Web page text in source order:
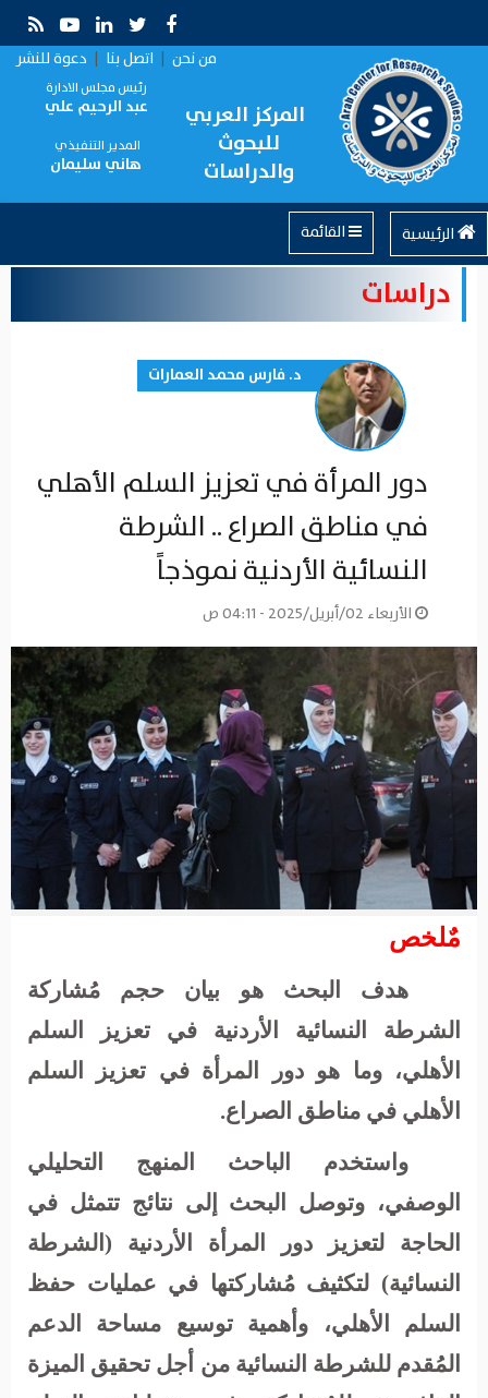
من نحن | اتصل بنا | دعوة للنشر
المركز العربي
للبحوث
والدراسات
رئيس مجلس الادارة
عبد الرحيم علي
المدير التنفيذي
هاني سليمان
الرئيسية
دراسات
د. فارس محمد العمارات
دور المرأة في تعزيز السلم الأهلي
في مناطق الصراع .. الشرطة
النسائية الأردنية نموذجاً
الأربعاء 02/أبريل/2025 - 04:11 ص
مٌلخص
هدف البحث هو بيان حجم مُشاركة
الشرطة النسائية الأردنية في تعزيز السلم
الأهلي، وما هو دور المرأة في تعزيز السلم
الأهلي في مناطق الصراع.
واستخدم الباحث المنهج التحليلي
الوصفي، وتوصل البحث إلى نتائج تتمثل في
الحاجة لتعزيز دور المرأة الأردنية (الشرطة
النسائية) لتكثيف مُشاركتها في عمليات حفظ
السلم الأهلي، وأهمية توسيع مساحة الدعم
المُقدم للشرطة النسائية من أجل تحقيق الميزة